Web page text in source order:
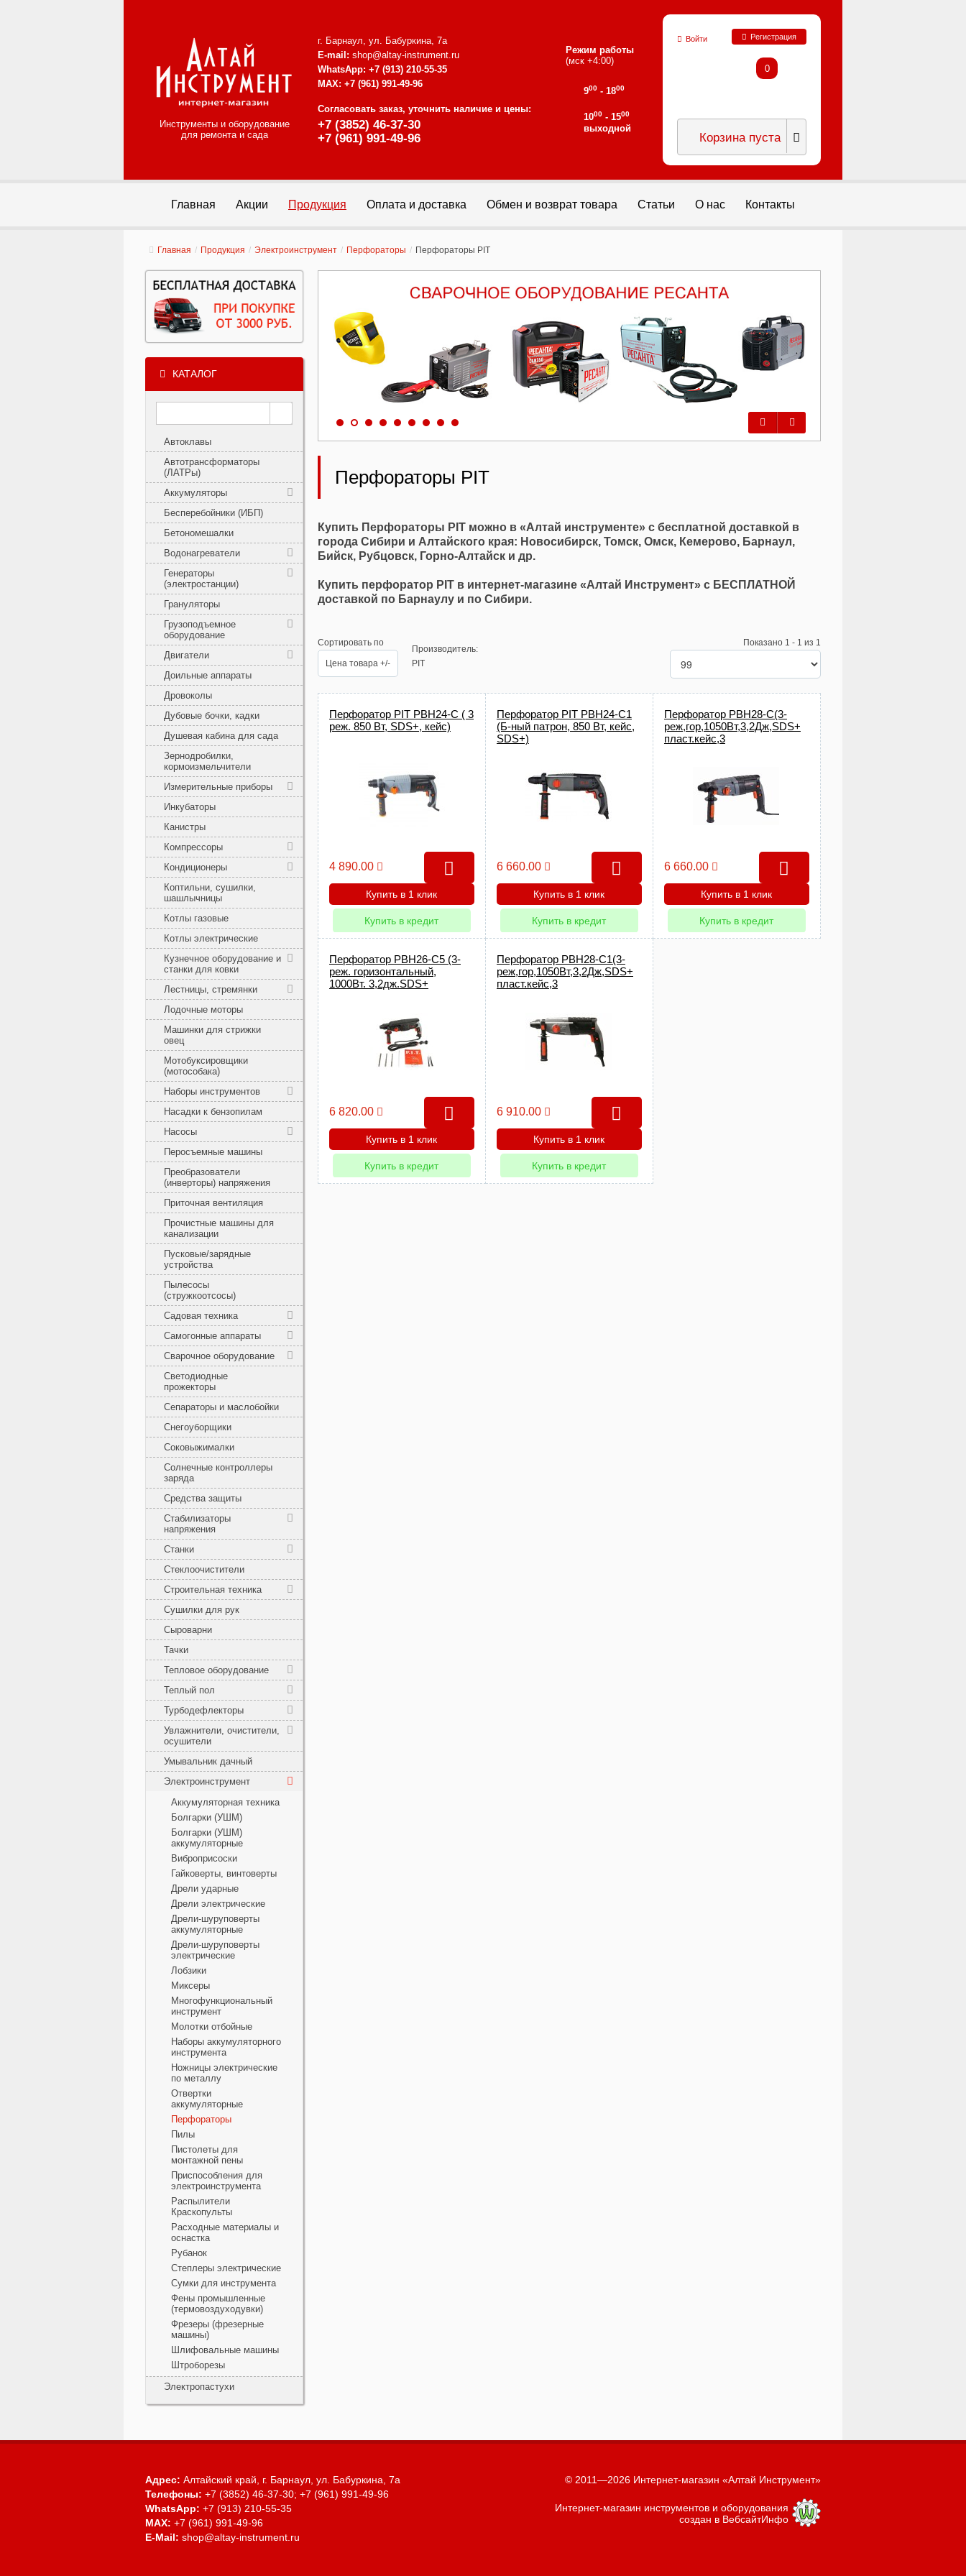
Инструменты и оборудование
для ремонта и сада
г. Барнаул, ул. Бабуркина, 7а
E-mail: shop@altay-instrument.ru
WhatsApp: +7 (913) 210-55-35
MAX: +7 (961) 991-49-96
Согласовать заказ, уточнить наличие и цены:
+7 (3852) 46-37-30
+7 (961) 991-49-96
Режим работы
(мск +4:00)
900 - 1800
1000 - 1500
выходной
Войти Регистрация
0
Корзина пуста
Главная Акции Продукция Оплата и доставка Обмен и возврат товара Статьи О нас Контакты
Главная / Продукция / Электроинструмент / Перфораторы / Перфораторы PIT
КАТАЛОГ
Автоклавы
Автотрансформаторы
(ЛАТРы)
Аккумуляторы
Бесперебойники (ИБП)
Бетономешалки
Водонагреватели
Генераторы
(электростанции)
Грануляторы
Грузоподъемное
оборудование
Двигатели
Доильные аппараты
Дровоколы
Дубовые бочки, кадки
Душевая кабина для сада
Зернодробилки,
кормоизмельчители
Измерительные приборы
Инкубаторы
Канистры
Компрессоры
Кондиционеры
Коптильни, сушилки,
шашлычницы
Котлы газовые
Котлы электрические
Кузнечное оборудование и
станки для ковки
Лестницы, стремянки
Лодочные моторы
Машинки для стрижки
овец
Мотобуксировщики
(мотособака)
Наборы инструментов
Насадки к бензопилам
Насосы
Перосъемные машины
Преобразователи
(инверторы) напряжения
Приточная вентиляция
Прочистные машины для
канализации
Пусковые/зарядные
устройства
Пылесосы
(стружкоотсосы)
Садовая техника
Самогонные аппараты
Сварочное оборудование
Светодиодные
прожекторы
Сепараторы и маслобойки
Снегоуборщики
Соковыжималки
Солнечные контроллеры
заряда
Средства защиты
Стабилизаторы
напряжения
Станки
Стеклоочистители
Строительная техника
Сушилки для рук
Сыроварни
Тачки
Тепловое оборудование
Теплый пол
Турбодефлекторы
Увлажнители, очистители,
осушители
Умывальник дачный
Электроинструмент
Аккумуляторная техника
Болгарки (УШМ)
Болгарки (УШМ)
аккумуляторные
Виброприсоски
Гайковерты, винтоверты
Дрели ударные
Дрели электрические
Дрели-шуруповерты
аккумуляторные
Дрели-шуруповерты
электрические
Лобзики
Миксеры
Многофункциональный
инструмент
Молотки отбойные
Наборы аккумуляторного
инструмента
Ножницы электрические
по металлу
Отвертки
аккумуляторные
Перфораторы
Пилы
Пистолеты для
монтажной пены
Приспособления для
электроинструмента
Распылители
Краскопульты
Расходные материалы и
оснастка
Рубанок
Степлеры электрические
Сумки для инструмента
Фены промышленные
(термовоздуходувки)
Фрезеры (фрезерные
машины)
Шлифовальные машины
Штроборезы
Электропастухи
Предыдущий
Следующий
Перфораторы PIT
Купить Перфораторы PIT можно в «Алтай инструменте» с бесплатной доставкой в
города Сибири и Алтайского края: Новосибирск, Томск, Омск, Кемерово, Барнаул,
Бийск, Рубцовск, Горно-Алтайск и др.
Купить перфоратор PIT в интернет-магазине «Алтай Инструмент» с БЕСПЛАТНОЙ
доставкой по Барнаулу и по Сибири.
Сортировать по
Цена товара +/-
Производитель:
PIT
Показано 1 - 1 из 1
Перфоратор PIT РВН24-С ( 3
реж. 850 Вт, SDS+, кейс)
4 890.00
Купить в 1 клик
Купить в кредит
Перфоратор PIT РВН24-С1
(Б-ный патрон, 850 Вт, кейс,
SDS+)
6 660.00
Купить в 1 клик
Купить в кредит
Перфоратор РВН28-С(3-
реж,гор,1050Вт,3,2Дж,SDS+
пласт.кейс,3
6 660.00
Купить в 1 клик
Купить в кредит
Перфоратор РВН26-С5 (3-
реж. горизонтальный,
1000Вт. 3,2дж.SDS+
6 820.00
Купить в 1 клик
Купить в кредит
Перфоратор РВН28-С1(3-
реж,гор,1050Вт,3,2Дж,SDS+
пласт.кейс,3
6 910.00
Купить в 1 клик
Купить в кредит
Адрес: Алтайский край, г. Барнаул, ул. Бабуркина, 7а
Телефоны: +7 (3852) 46-37-30; +7 (961) 991-49-96
WhatsApp: +7 (913) 210-55-35
MAX: +7 (961) 991-49-96
E-Mail: shop@altay-instrument.ru
© 2011—2026 Интернет-магазин «Алтай Инструмент»
Интернет-магазин инструментов и оборудования
создан в ВебсайтИнфо